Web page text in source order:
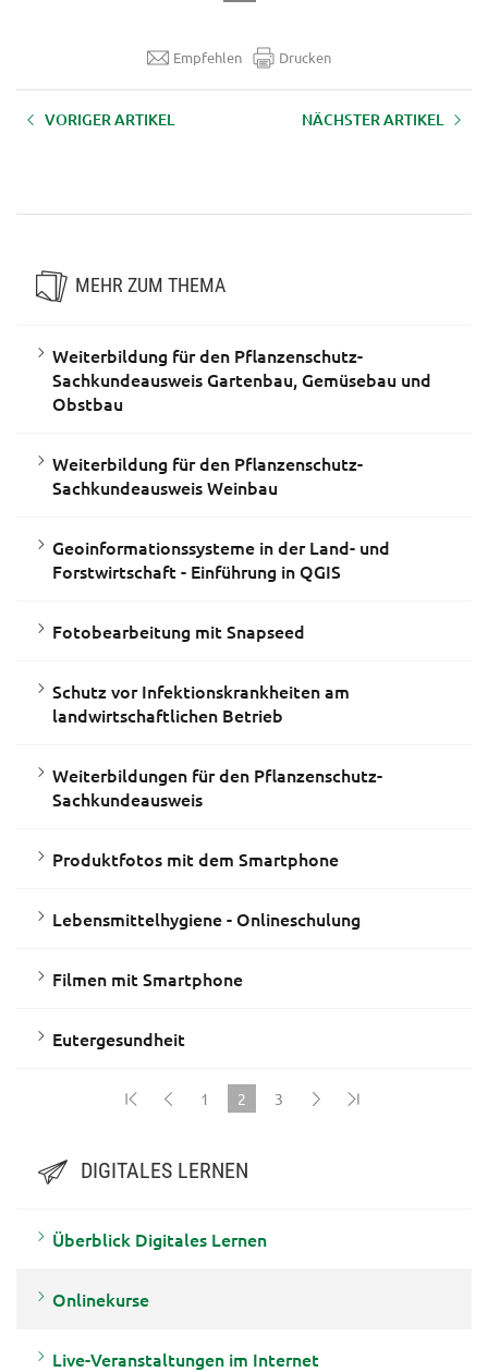
Empfehlen Drucken
VORIGER ARTIKEL NÄCHSTER ARTIKEL
MEHR ZUM THEMA
Weiterbildung für den Pflanzenschutz-
Sachkundeausweis Gartenbau, Gemüsebau und
Obstbau
Weiterbildung für den Pflanzenschutz-
Sachkundeausweis Weinbau
Geoinformationssysteme in der Land- und
Forstwirtschaft - Einführung in QGIS
Fotobearbeitung mit Snapseed
Schutz vor Infektionskrankheiten am
landwirtschaftlichen Betrieb
Weiterbildungen für den Pflanzenschutz-
Sachkundeausweis
Produktfotos mit dem Smartphone
Lebensmittelhygiene - Onlineschulung
Filmen mit Smartphone
Eutergesundheit
1
2
3
DIGITALES LERNEN
Überblick Digitales Lernen
Onlinekurse
Live-Veranstaltungen im Internet